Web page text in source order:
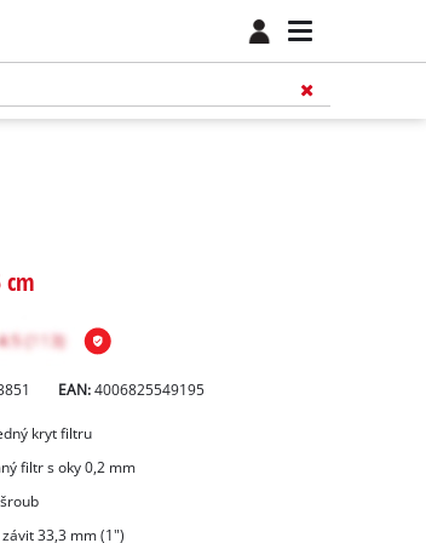
EAN:4006825549195
kryt filtru
filtr s oky 0,2 mm
33,3 mm (1")